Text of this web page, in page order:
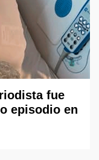
fue
episodio en